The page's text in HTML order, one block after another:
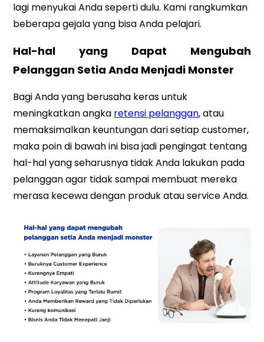
lagi menyukai Anda seperti dulu. Kami rangkumkan
beberapa gejala yang bisa Anda pelajari.
Hal-hal yang Dapat Mengubah
Pelanggan Setia Anda Menjadi Monster
Bagi Anda yang berusaha keras untuk
meningkatkan angka retensi pelanggan, atau
memaksimalkan keuntungan dari setiap customer,
maka poin di bawah ini bisa jadi pengingat tentang
hal-hal yang seharusnya tidak Anda lakukan pada
pelanggan agar tidak sampai membuat mereka
merasa kecewa dengan produk atau service Anda.